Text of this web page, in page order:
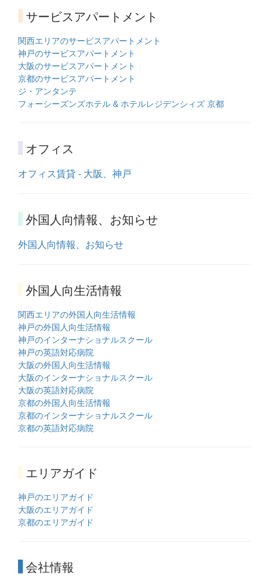
サービスアパートメント
関西エリアのサービスアパートメント
神戸のサービスアパートメント
大阪のサービスアパートメント
京都のサービスアパートメント
ジ・アンタンテ
フォーシーズンズホテル & ホテルレジデンシィズ 京都
オフィス
オフィス賃貸 - 大阪、神戸
外国人向情報、お知らせ
外国人向情報、お知らせ
外国人向生活情報
関西エリアの外国人向生活情報
神戸の外国人向生活情報
神戸のインターナショナルスクール
神戸の英語対応病院
大阪の外国人向生活情報
大阪のインターナショナルスクール
大阪の英語対応病院
京都の外国人向生活情報
京都のインターナショナルスクール
京都の英語対応病院
エリアガイド
神戸のエリアガイド
大阪のエリアガイド
京都のエリアガイド
会社情報